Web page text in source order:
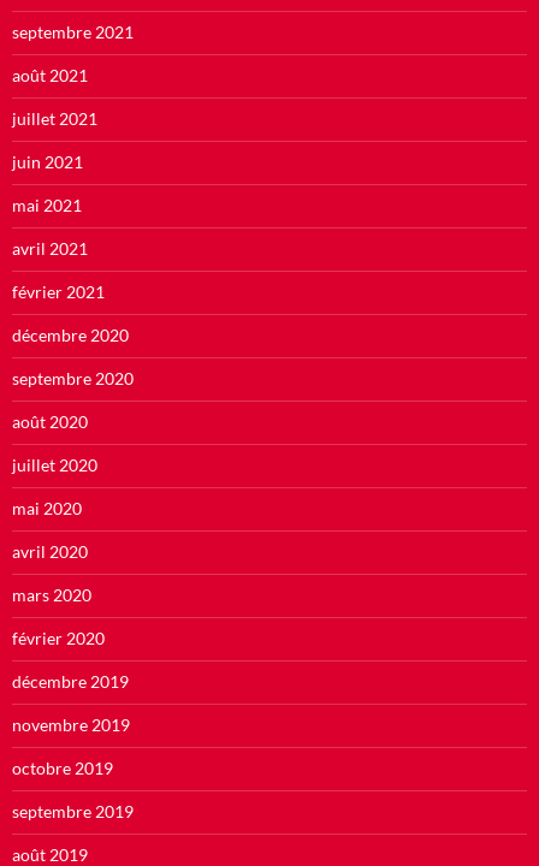
septembre 2021
août 2021
juillet 2021
juin 2021
mai 2021
avril 2021
février 2021
décembre 2020
septembre 2020
août 2020
juillet 2020
mai 2020
avril 2020
mars 2020
février 2020
décembre 2019
novembre 2019
octobre 2019
septembre 2019
août 2019